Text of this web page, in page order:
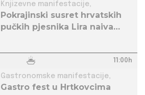
Knjizevne manifestacije,
Pokrajinski susret hrvatskih
pučkih pjesnika Lira naiva
11:00h
Gastronomske manifestacije,
Gastro fest u Hrtkovcima